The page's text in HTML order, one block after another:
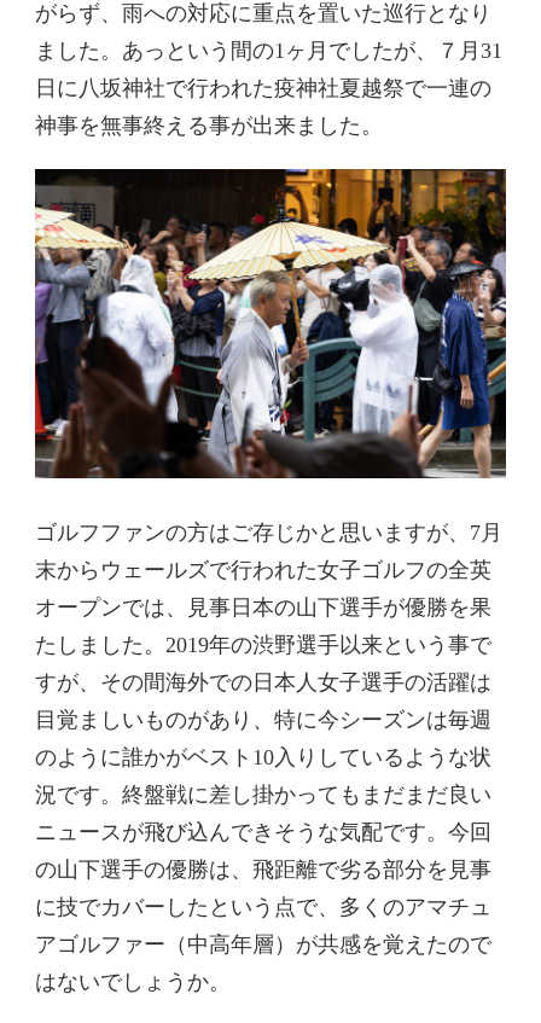
がらず、雨への対応に重点を置いた巡行となり
ました。あっという間の1ヶ月でしたが、７月31
日に八坂神社で行われた疫神社夏越祭で一連の
神事を無事終える事が出来ました。
ゴルフファンの方はご存じかと思いますが、7月
末からウェールズで行われた女子ゴルフの全英
オープンでは、見事日本の山下選手が優勝を果
たしました。2019年の渋野選手以来という事で
すが、その間海外での日本人女子選手の活躍は
目覚ましいものがあり、特に今シーズンは毎週
のように誰かがベスト10入りしているような状
況です。終盤戦に差し掛かってもまだまだ良い
ニュースが飛び込んできそうな気配です。今回
の山下選手の優勝は、飛距離で劣る部分を見事
に技でカバーしたという点で、多くのアマチュ
アゴルファー（中高年層）が共感を覚えたので
はないでしょうか。